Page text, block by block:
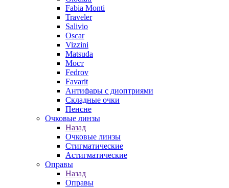
Fabia Monti
Traveler
Salivio
Oscar
Vizzini
Matsuda
Мост
Fedrov
Favarit
Антифары с диоптриями
Складные очки
Пенсне
Очковые линзы
Назад
Очковые линзы
Стигматические
Астигматические
Оправы
Назад
Оправы